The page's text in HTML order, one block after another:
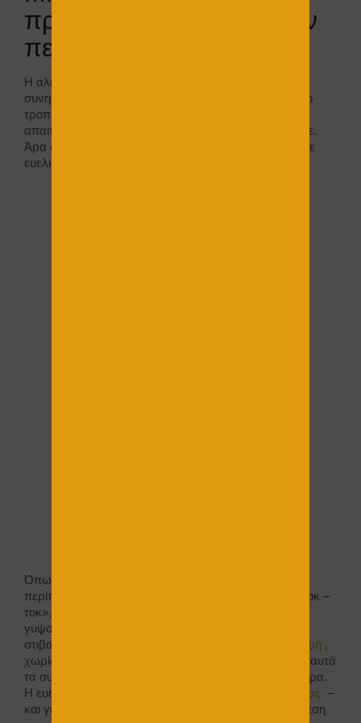
προσαρμοστικότητα στον
πελάτη .
Η αλήθεια είναι ότι η ζωή μας αλλάζει κάθε τόσο, σε
συνήθειες, σε απαιτήσεις και σε επιθυμίες. Με τον ίδιο
τρόπο και με την ίδια ταχύτητα, αλλάζουν και οι
απαιτήσεις μας στο χώρο που ζούμε και εργαζόμαστε.
Άρα σε μία κατασκευή που φτιάχνουμε, χρειαζόμαστε
ευελιξία και όχι μονιμότητα.
Όπως για παράδειγμα, παλαιότερα δεν υπήρχε
περίπτωση να βάλουμε έναν τοίχο ο οποίος κάνει «τοκ –
τοκ», αν τον χτυπήσεις , εννοούμε εκείνον της
γυψοσανίδας. Αυτό γιατί είχαμε συνηθίσει τη
στιβαρότητα του σοβατισμένου τοίχου από
τουβλοδομή ,
χωρίς να υπάρχει κάποια σοβαρή αιτιολογία . Γι αυτό αυτά
τα συστήματα κατέκτησαν την αγορά, σχετικά γρήγορα.
Η ευελιξία που μας δίνει η κατασκευή της
γυψοσανίδας –
και γενικά αυτής της φιλοσοφίας κατασκευές, έχει άμεση